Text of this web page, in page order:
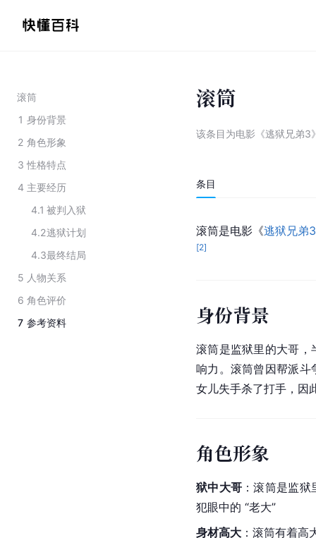
滚筒
1 身份背景
2 角色形象
3 性格特点
4 主要经历
4.1 被判入狱
4.2逃狱计划
4.3最终结局
5 人物关系
6 角色评价
7 参考资料
滚筒
该条目为电影《逃狱兄弟3
条目
滚筒是电影《逃狱兄弟3
[2]
身份背景
滚筒是监狱里的大哥，
响力。滚筒曾因帮派斗
女儿失手杀了打手，因
角色形象
狱中大哥 ：滚筒是监
犯眼中的 “老大”
身材高大 ：滚筒有着高